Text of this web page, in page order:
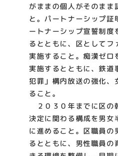
がままの個人がそのまま
と。パートナーシップ証
ートナーシップ宣誓制度
るとともに、区としてフ
実施すること。痴漢ゼロ
実施するとともに、鉄道
犯罪」構内放送の強化、
ること。
２０３０年までに区の
決定に関わる構成を男女
に進めること。区職員の
るとともに、男性職員の